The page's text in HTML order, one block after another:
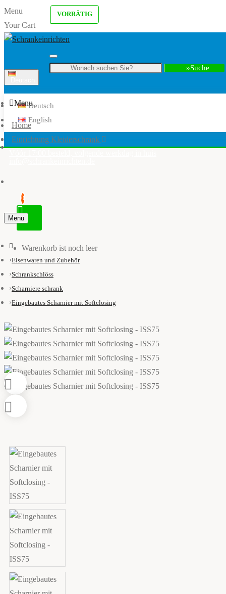
Menu
Your Cart
Suche
Deutsch
English
0
Warenkorb ist noch leer
Menu
Home
Einrichtung Kleiderschrank
Menu
Eisenwaren und Zubehör
Schrankschlöss
Scharniere schrank
Eingebautes Scharnier mit Softclosing
VORRÄTIG